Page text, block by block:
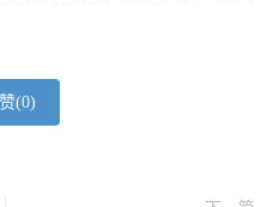
赞(0)